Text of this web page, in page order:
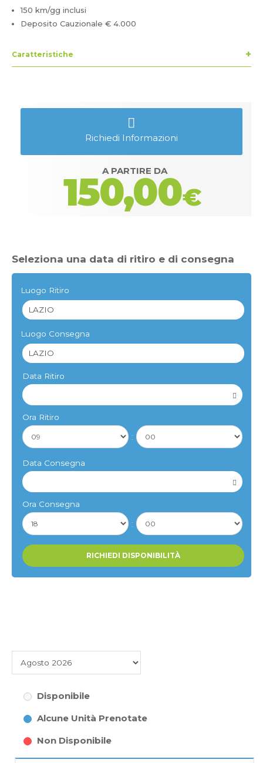
150 km/gg inclusi
Deposito Cauzionale € 4.000
Caratteristiche
Richiedi Informazioni
A PARTIRE DA
150,00€
Disponibile
Alcune Unità Prenotate
Non Disponibile
Seleziona una data di ritiro e di consegna
Luogo Ritiro
Luogo Consegna
Data Ritiro
Ora Ritiro
:
Data Consegna
Ora Consegna
: